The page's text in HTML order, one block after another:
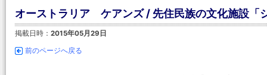
オーストラリア ケアンズ / 先住民族の文化施設「
掲載日時： 2015年05月29日
前のページへ戻る